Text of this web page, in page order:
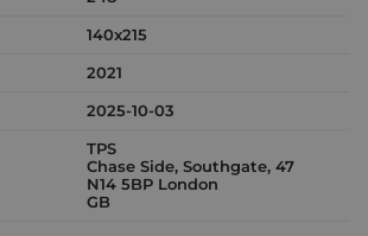
140x215
2021
2025-10-03
TPS
Chase Side, Southgate, 47
N14 5BP London
GB